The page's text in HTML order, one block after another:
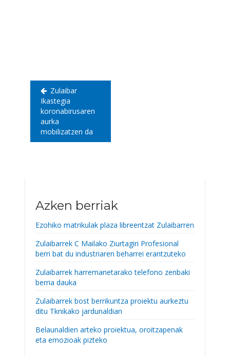
Zulaibar
Ikastegia
koronabirusaren
aurka
mobilizatzen da
Azken berriak
Ezohiko matrikulak plaza libreentzat Zulaibarren
Zulaibarrek C Mailako Ziurtagiri Profesional
berri bat du industriaren beharrei erantzuteko
Zulaibarrek harremanetarako telefono zenbaki
berria dauka
Zulaibarrek bost berrikuntza proiektu aurkeztu
ditu Tknikako jardunaldian
Belaunaldien arteko proiektua, oroitzapenak
eta emozioak pizteko